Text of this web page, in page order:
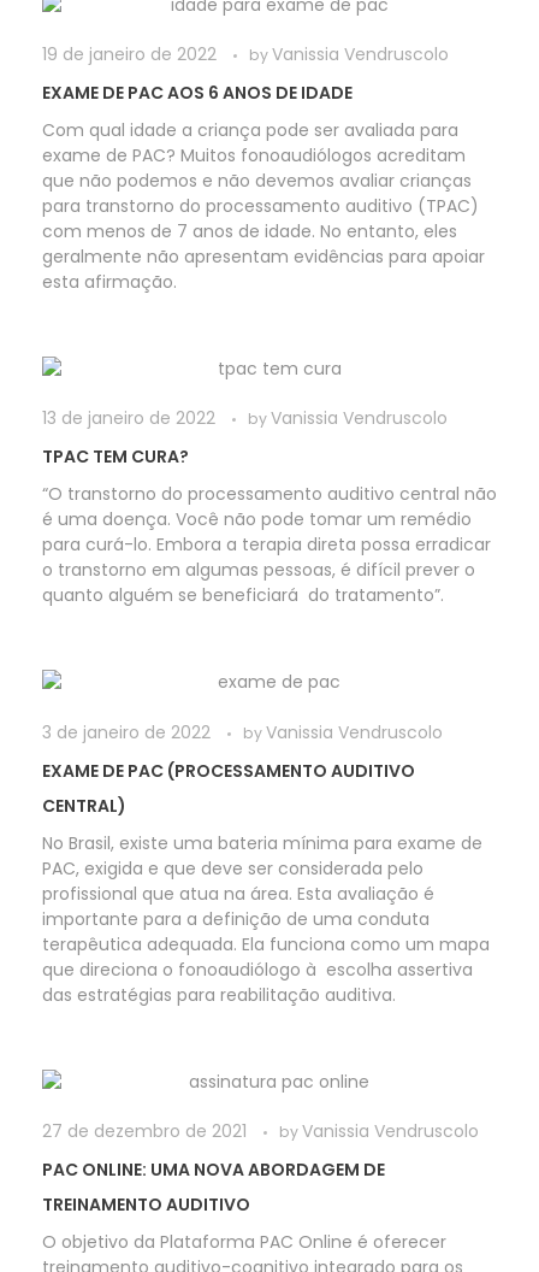
19 de janeiro de 2022 byVanissia Vendruscolo
EXAME DE PAC AOS 6 ANOS DE IDADE
Com qual idade a criança pode ser avaliada para
exame de PAC? Muitos fonoaudiólogos acreditam
que não podemos e não devemos avaliar crianças
para transtorno do processamento auditivo (TPAC)
com menos de 7 anos de idade. No entanto, eles
geralmente não apresentam evidências para apoiar
esta afirmação.
13 de janeiro de 2022 byVanissia Vendruscolo
TPAC TEM CURA?
“O transtorno do processamento auditivo central não
é uma doença. Você não pode tomar um remédio
para curá-lo. Embora a terapia direta possa erradicar
o transtorno em algumas pessoas, é difícil prever o
quanto alguém se beneficiará do tratamento”.
3 de janeiro de 2022 byVanissia Vendruscolo
EXAME DE PAC (PROCESSAMENTO AUDITIVO
CENTRAL)
No Brasil, existe uma bateria mínima para exame de
PAC, exigida e que deve ser considerada pelo
profissional que atua na área. Esta avaliação é
importante para a definição de uma conduta
terapêutica adequada. Ela funciona como um mapa
que direciona o fonoaudiólogo à escolha assertiva
das estratégias para reabilitação auditiva.
27 de dezembro de 2021 byVanissia Vendruscolo
PAC ONLINE: UMA NOVA ABORDAGEM DE
TREINAMENTO AUDITIVO
O objetivo da Plataforma PAC Online é oferecer
treinamento auditivo-cognitivo integrado para os